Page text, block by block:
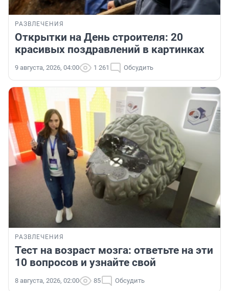
РАЗВЛЕЧЕНИЯ
Открытки на День строителя: 20
красивых поздравлений в картинках
9 августа, 2026, 04:00 1 261 Обсудить
РАЗВЛЕЧЕНИЯ
Тест на возраст мозга: ответьте на эти
10 вопросов и узнайте свой
8 августа, 2026, 02:00 85 Обсудить